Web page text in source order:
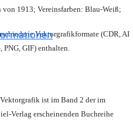
von 1913; Vereinsfarben: Blau-Weiß;
Vektorgrafikformate (CDR, AI
GIF) enthalten.
ist im Band 2 der im
Verlag erscheinenden Buchreihe